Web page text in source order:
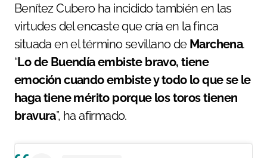
Benítez Cubero ha incidido también en las
virtudes del encaste que cría en la finca
situada en el término sevillano de Marchena.
“Lo de Buendía embiste bravo, tiene
emoción cuando embiste y todo lo que se le
haga tiene mérito porque los toros tienen
bravura”, ha afirmado.